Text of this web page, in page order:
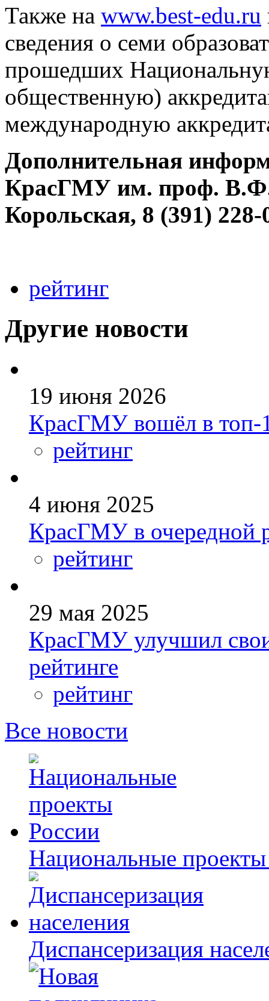
Также на www.best-edu.ru
сведения о семи
прошедших
общественную)
международную
Дополнительная
КрасГМУ им. проф.
Корольская, 8 (391) 228-
рейтинг
Другие новости
19 июня 2026
КрасГМУ вошёл в топ-
рейтинг
4 июня 2025
КрасГМУ в очередной
рейтинг
29 мая 2025
КрасГМУ улучшил
рейтинге
рейтинг
Все новости
Национальные
Диспансеризация